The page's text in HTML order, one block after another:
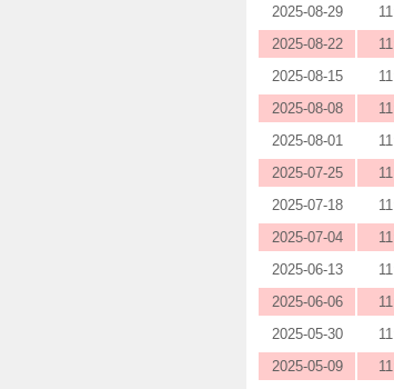
2025-08-29
2025-08-22
2025-08-15
2025-08-08
2025-08-01
2025-07-25
2025-07-18
2025-07-04
2025-06-13
2025-06-06
2025-05-30
2025-05-09